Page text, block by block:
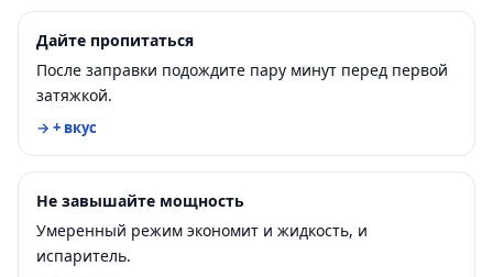
Дайте пропитаться
После заправки подождите пару минут перед первой
затяжкой.
→ + вкус
Не завышайте мощность
Умеренный режим экономит и жидкость, и
испаритель.